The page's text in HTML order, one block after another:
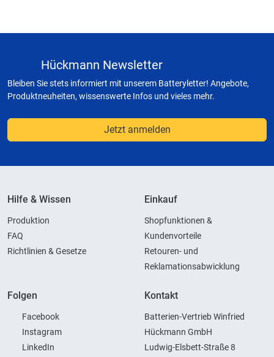
Hückmann Newsletter
Bleiben Sie stets informiert mit unserem Batteryletter! Angebote,
Produktneuheiten, wissenswerte Infos und vieles mehr.
Jetzt anmelden
Hilfe & Wissen
Produktion
FAQ
Richtlinien & Gesetze
Einkauf
Shopfunktionen &
Kundenvorteile
Retouren- und
Reklamationsabwicklung
Folgen
Facebook
Instagram
LinkedIn
Kontakt
Batterien-Vertrieb Winfried
Hückmann GmbH
Ludwig-Elsbett-Straße 8